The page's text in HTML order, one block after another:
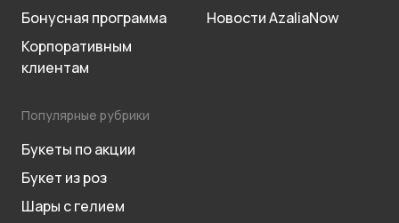
Бонусная программа
Корпоративным
клиентам
Новости AzaliaNow
Популярные рубрики
Букеты по акции
Букет из роз
Шары с гелием